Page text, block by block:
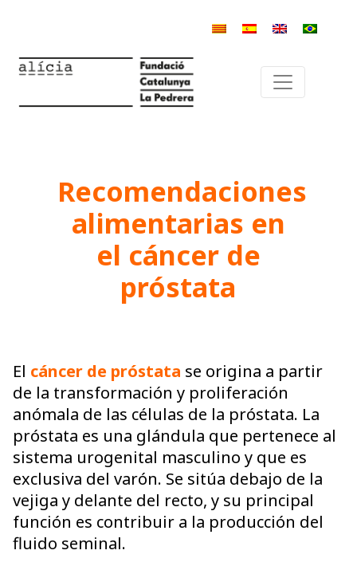
Recomendaciones
alimentarias en
el cáncer de
próstata
El cáncer de próstata se origina a partir
de la transformación y proliferación
anómala de las células de la próstata. La
próstata es una glándula que pertenece al
sistema urogenital masculino y que es
exclusiva del varón. Se sitúa debajo de la
vejiga y delante del recto, y su principal
función es contribuir a la producción del
fluido seminal.